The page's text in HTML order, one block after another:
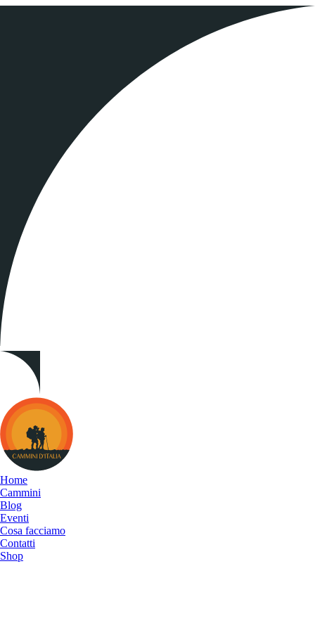
Cammini
d&#039;Italia
Home
Cammini
Blog
Eventi
Cosa facciamo
Contatti
Shop